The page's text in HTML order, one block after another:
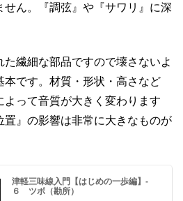
せん。『調弦』や『サワリ』に深
た繊細な部品ですので壊さないよ
本です。材質・形状・高さなど
よって音質が大きく変わります
置』の影響は非常に大きなものが
津軽三味線入門【はじめの一歩編】-
６ ツボ（勘所）